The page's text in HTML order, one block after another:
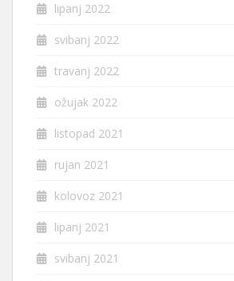
lipanj 2022
svibanj 2022
travanj 2022
ožujak 2022
listopad 2021
rujan 2021
kolovoz 2021
lipanj 2021
svibanj 2021